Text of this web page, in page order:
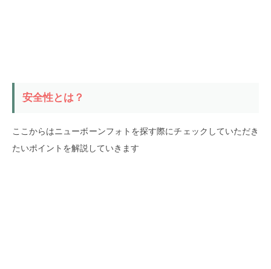
安全性とは？
ここからはニューボーンフォトを探す際にチェックしていただき
たいポイントを解説していきます